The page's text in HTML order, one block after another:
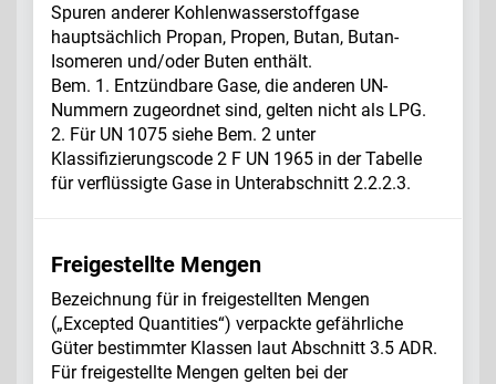
Spuren anderer Kohlenwasserstoffgase
hauptsächlich Propan, Propen, Butan, Butan-
Isomeren und/oder Buten enthält.
Bem. 1. Entzündbare Gase, die anderen UN-
Nummern zugeordnet sind, gelten nicht als LPG.
2. Für UN 1075 siehe Bem. 2 unter
Klassifizierungscode 2 F UN 1965 in der Tabelle
für verflüssigte Gase in Unterabschnitt 2.2.2.3.
Freigestellte Mengen
Bezeichnung für in freigestellten Mengen
(„Excepted Quantities“) verpackte gefährliche
Güter bestimmter Klassen laut Abschnitt 3.5 ADR.
Für freigestellte Mengen gelten bei der